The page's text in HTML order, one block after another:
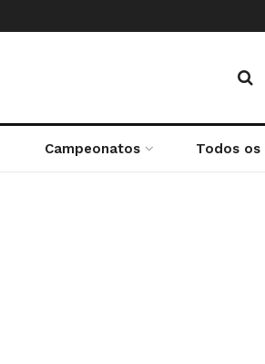
Campeonatos Todos os